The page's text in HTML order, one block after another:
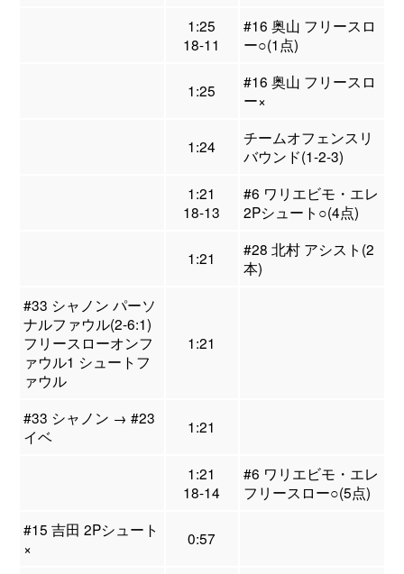
1:25
18-11
#16 奥山 フリースロ
ー○(1点)
1:25
#16 奥山 フリースロ
ー×
1:24
チームオフェンスリ
バウンド(1-2-3)
1:21
18-13
#6 ワリエビモ・エレ
2Pシュート○(4点)
1:21
#28 北村 アシスト(2
本)
#33 シャノン パーソ
ナルファウル(2-6:1)
フリースローオンフ
ァウル1 シュートフ
ァウル
1:21
#33 シャノン → #23
イベ
1:21
1:21
18-14
#6 ワリエビモ・エレ
フリースロー○(5点)
#15 吉田 2Pシュート
×
0:57